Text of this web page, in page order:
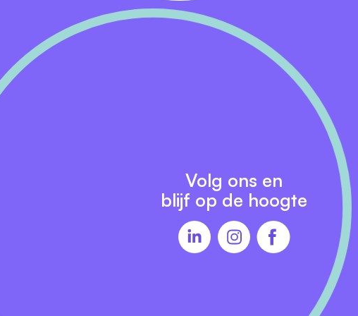
zodat we iedere
zorg en persoonlijke
uiteenlopende
binnen de
Volg ons en
blijf op de hoogte